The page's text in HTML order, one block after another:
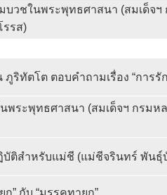
บวชในพระพุทธศาสนา (สมเด็จฯ
รส)
ภูริทัตโต ตอบคำถามเรื่อง “การรั
พระพุทธศาสนา (สมเด็จฯ กรมห
บัติสำหรับแม่ชี (แม่ชีจรินทร์ พัน
ก” กับ “มรรคทายก”